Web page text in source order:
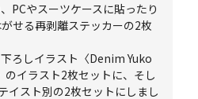
PCやスーツケースに貼ったり
せる再剥離ステッカーの2枚
ろしイラスト〈Denim Yuko
のイラスト2枚セットに、そし
イスト別の2枚セットにしまし